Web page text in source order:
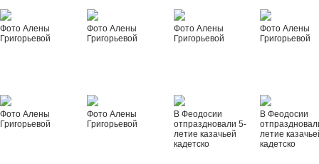
Фото Алены
Григорьевой
Фото Алены
Григорьевой
Фото Алены
Григорьевой
Фото Алены
Григорьевой
Фото Алены
Григорьевой
Фото Алены
Григорьевой
В Феодосии
отпраздновали 5-
летие казачьей
кадетско
В Феодосии
летие
кадетско